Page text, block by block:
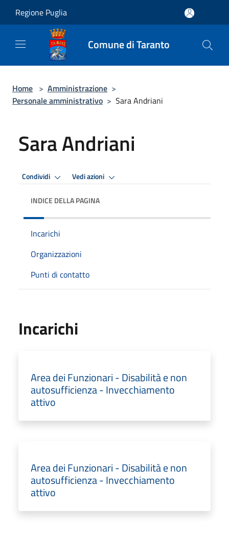
Regione Puglia
Comune di Taranto
Home > Amministrazione >
Personale amministrativo > Sara Andriani
Sara Andriani
Condividi Vedi azioni
INDICE DELLA PAGINA
Incarichi
Organizzazioni
Punti di contatto
Incarichi
Area dei Funzionari - Disabilità e non
autosufficienza - Invecchiamento
attivo
Area dei Funzionari - Disabilità e non
autosufficienza - Invecchiamento
attivo